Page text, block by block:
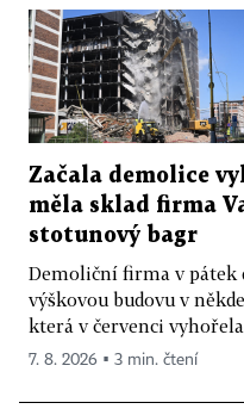
Začala demolice
měla sklad firma
stotunový bagr
Demoliční firma v pátek
výškovou budovu v
která v červenci
7. 8. 2026 ▪ 3 min. čtení